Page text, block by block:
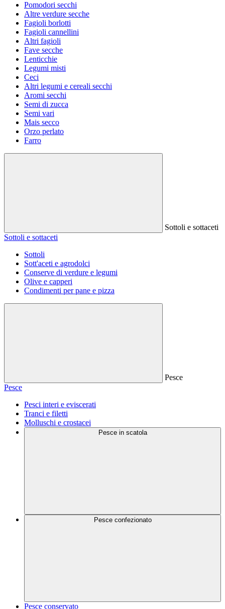
Pomodori secchi
Altre verdure secche
Fagioli borlotti
Fagioli cannellini
Altri fagioli
Fave secche
Lenticchie
Legumi misti
Ceci
Altri legumi e cereali secchi
Aromi secchi
Semi di zucca
Semi vari
Mais secco
Orzo perlato
Farro
Sottoli e sottaceti
Sottoli e sottaceti
Sottoli
Sott'aceti e agrodolci
Conserve di verdure e legumi
Olive e capperi
Condimenti per pane e pizza
Pesce
Pesce
Pesci interi e eviscerati
Tranci e filetti
Molluschi e crostacei
Pesce in scatola
Pesce confezionato
Pesce conservato